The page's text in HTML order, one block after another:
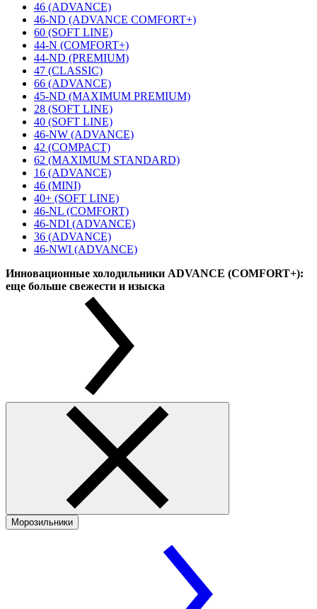
46 (ADVANCE)
46-ND (ADVANCE COMFORT+)
60 (SOFT LINE)
44-N (COMFORT+)
44-ND (PREMIUM)
47 (CLASSIC)
66 (ADVANCE)
45-ND (MAXIMUM PREMIUM)
28 (SOFT LINE)
40 (SOFT LINE)
46-NW (ADVANCE)
42 (COMPACT)
62 (MAXIMUM STANDARD)
16 (ADVANCE)
46 (MINI)
40+ (SOFT LINE)
46-NL (COMFORT)
46-NDI (ADVANCE)
36 (ADVANCE)
46-NWI (ADVANCE)
Инновационные холодильники ADVANCE (COMFORT+):
еще больше свежести и изыска
Морозильники